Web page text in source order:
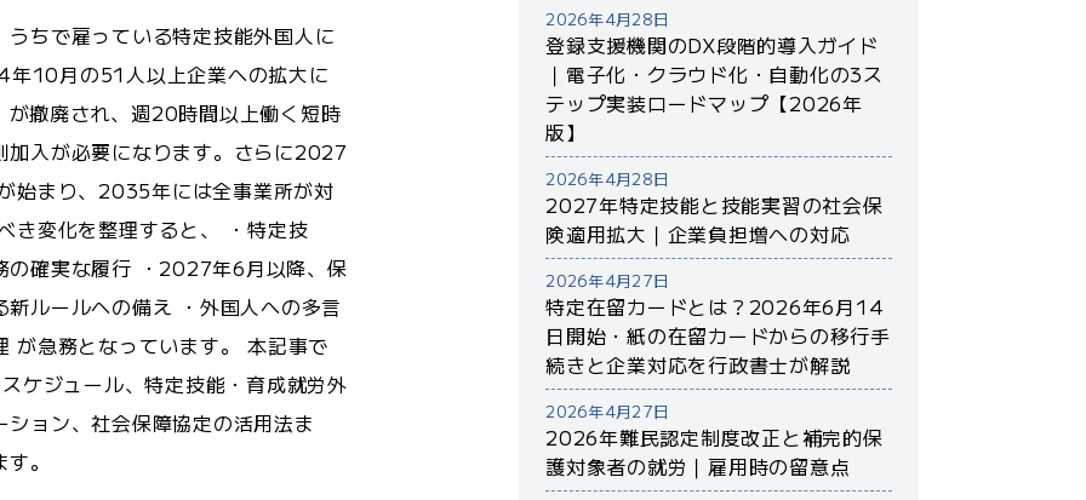
ちで雇っている特定技能外国人に
10月の51人以上企業への拡大に
撤廃され、週20時間以上働く短時
加入が必要になります。さらに2027
始まり、2035年には全事業所が対
き変化を整理すると、 ・特定技
の確実な履行 ・2027年6月以降、保
ルールへの備え ・外国人への多言
が急務となっています。 本記事で
ケジュール、特定技能・育成就労外
ョン、社会保障協定の活用法ま
。
登録支援機関のDX段階的導入ガイド
｜電子化・クラウド化・自動化の3ス
テップ実装ロードマップ【2026年
版】
2026年4月28日
2027年特定技能と技能実習の社会保
険適用拡大｜企業負担増への対応
2026年4月28日
特定在留カードとは？2026年6月14
日開始・紙の在留カードからの移行手
続きと企業対応を行政書士が解説
2026年4月27日
2026年難民認定制度改正と補完的保
護対象者の就労｜雇用時の留意点
2026年4月27日